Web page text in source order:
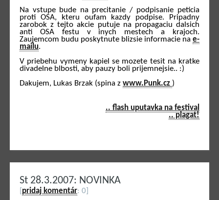
Na vstupe bude na precitanie / podpisanie peticia
proti OSA, kteru oufam kazdy podpise. Pripadny
zarobok z tejto akcie putuje na propagaciu dalsich
anti OSA festu v inych mestech a krajoch.
Zaujemcom budu poskytnute blizsie informacie na e-
mailu.
V priebehu vymeny kapiel se mozete tesit na kratke
divadelne blbosti, aby pauzy boli prijemnejsie.. :)
Dakujem, Lukas Brzak (spina z www.Punk.cz )
.. flash uputavka na festival
.. plagat!
St 28.3.2007: NOVINKA
pridaj komentár: 0]